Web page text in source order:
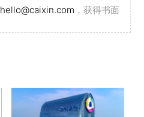
hello@caixin.com ，获得书面